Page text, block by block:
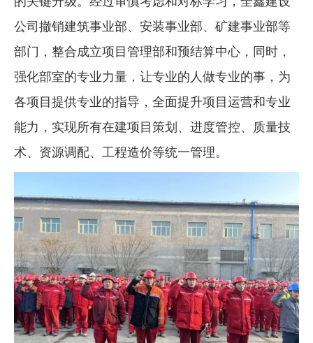
公司撤销建筑事业部、安装事业部、矿建事业部等
部门，整合成立项目管理部和预结算中心，同时，
强化部室的专业力量，让专业的人做专业的事，为
各项目提供专业的指导，全面提升项目运营和专业
能力，实现所有在建项目策划、进度管控、质量技
术、资源调配、工程造价等统一管理。